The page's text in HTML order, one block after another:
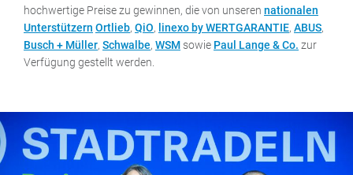
hochwertige Preise zu gewinnen, die von unseren nationalen
Unterstützern Ortlieb, QiO, linexo by WERTGARANTIE, ABUS,
Busch + Müller, Schwalbe, WSM sowie Paul Lange & Co. zur
Verfügung gestellt werden.